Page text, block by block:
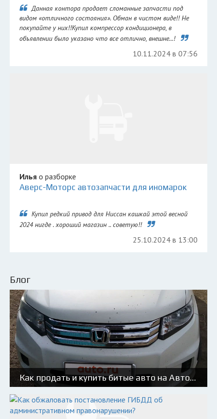
Данная контора продает сломанные запчасти под
видом «отличного состояния». Обман в чистом виде!! Не
покупайте у них!!Купил компрессор кондиционера, в
объявлении было указано что все отлично, внешне...!
10.11.2024 в 07:56
Илья о разборке
Аверс-Моторс автозапчасти для иномарок
Купил редкий привод для Ниссан кашкай этой весной
2024 нигде . хороший магазин .. советую!!
25.10.2024 в 13:00
Блог
Как продать и купить битые авто на Авто.ру: советы и риски